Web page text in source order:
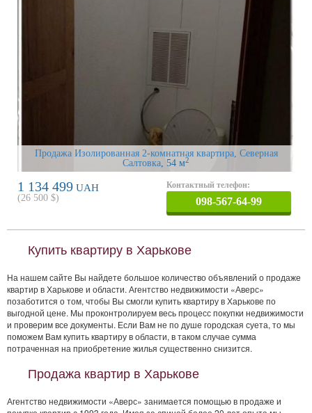
Продажа Изолированная 2-комнатная квартира, Северная
Салтовка, 54 м2
1 134 499 UAH
(26 500 $)
Контактный телефон:
098-567-64-99
Купить квартиру в Харькове
На нашем сайте Вы найдете большое количество объявлений о продаже
квартир в Харькове и области. Агентство недвижимости «Аверс»
позаботится о том, чтобы Вы смогли купить квартиру в Харькове по
выгодной цене. Мы проконтролируем весь процесс покупки недвижимости
и проверим все документы. Если Вам не по душе городская суета, то мы
поможем Вам купить квартиру в области, в таком случае сумма
потраченная на приобретение жилья существенно снизится.
Продажа квартир в Харькове
Агентство недвижимости «Аверс» занимается помощью в продаже и